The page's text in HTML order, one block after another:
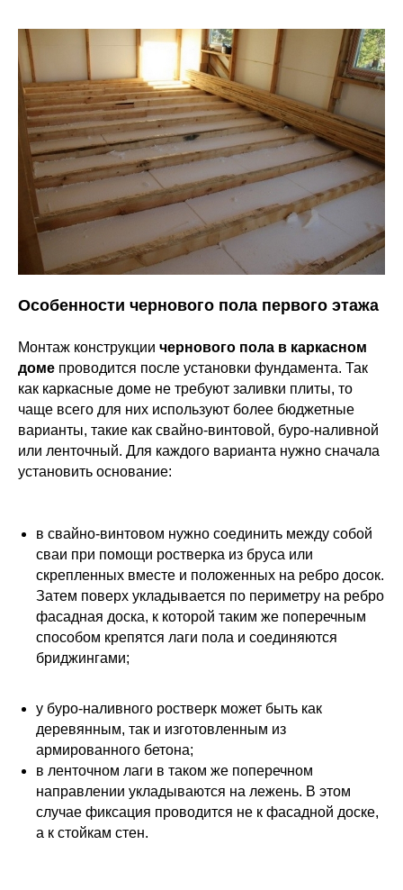
Особенности чернового пола первого этажа
Монтаж конструкции чернового пола в каркасном
доме проводится после установки фундамента. Так
как каркасные доме не требуют заливки плиты, то
чаще всего для них используют более бюджетные
варианты, такие как свайно-винтовой, буро-наливной
или ленточный. Для каждого варианта нужно сначала
установить основание:
в свайно-винтовом нужно соединить между собой
сваи при помощи ростверка из бруса или
скрепленных вместе и положенных на ребро досок.
Затем поверх укладывается по периметру на ребро
фасадная доска, к которой таким же поперечным
способом крепятся лаги пола и соединяются
бриджингами;
у буро-наливного ростверк может быть как
деревянным, так и изготовленным из
армированного бетона;
в ленточном лаги в таком же поперечном
направлении укладываются на лежень. В этом
случае фиксация проводится не к фасадной доске,
а к стойкам стен.